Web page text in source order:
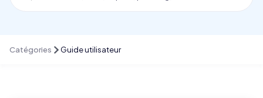
Catégories Guide utilisateur